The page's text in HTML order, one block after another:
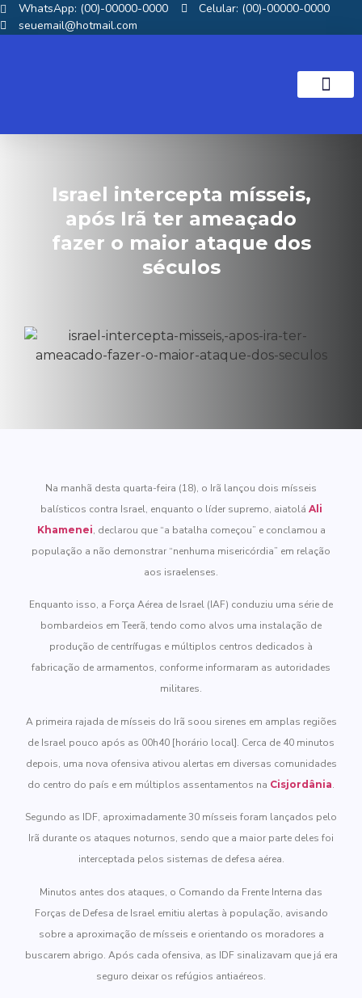
WhatsApp: (00)-00000-0000
Celular: (00)-00000-0000
seuemail@hotmail.com
Israel intercepta mísseis,
após Irã ter ameaçado
fazer o maior ataque dos
séculos
Na manhã desta quarta-feira (18), o Irã lançou dois mísseis
balísticos contra Israel, enquanto o líder supremo, aiatolá Ali
Khamenei, declarou que “a batalha começou” e conclamou a
população a não demonstrar “nenhuma misericórdia” em relação
aos israelenses.
Enquanto isso, a Força Aérea de Israel (IAF) conduziu uma série de
bombardeios em Teerã, tendo como alvos uma instalação de
produção de centrífugas e múltiplos centros dedicados à
fabricação de armamentos, conforme informaram as autoridades
militares.
A primeira rajada de mísseis do Irã soou sirenes em amplas regiões
de Israel pouco após as 00h40 [horário local]. Cerca de 40 minutos
depois, uma nova ofensiva ativou alertas em diversas comunidades
do centro do país e em múltiplos assentamentos na Cisjordânia.
Segundo as IDF, aproximadamente 30 mísseis foram lançados pelo
Irã durante os ataques noturnos, sendo que a maior parte deles foi
interceptada pelos sistemas de defesa aérea.
Minutos antes dos ataques, o Comando da Frente Interna das
Forças de Defesa de Israel emitiu alertas à população, avisando
sobre a aproximação de mísseis e orientando os moradores a
buscarem abrigo. Após cada ofensiva, as IDF sinalizavam que já era
seguro deixar os refúgios antiaéreos.